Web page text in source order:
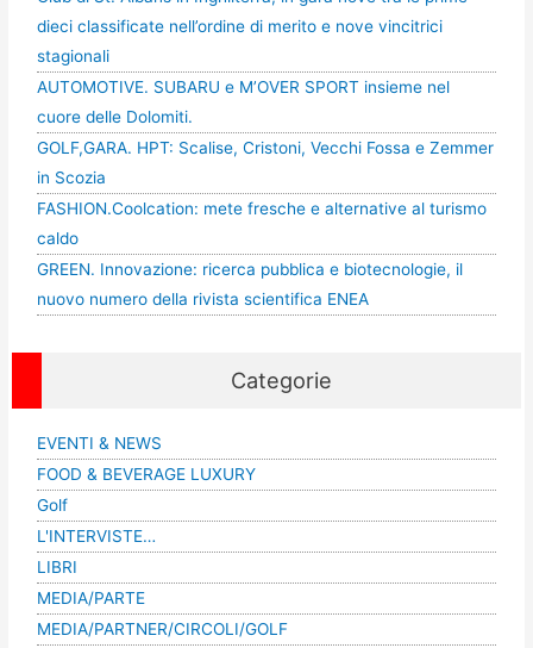
dieci classificate nell’ordine di merito e nove vincitrici
stagionali
AUTOMOTIVE. SUBARU e M’OVER SPORT insieme nel
cuore delle Dolomiti.
GOLF,GARA. HPT: Scalise, Cristoni, Vecchi Fossa e Zemmer
in Scozia
FASHION.Coolcation: mete fresche e alternative al turismo
caldo
GREEN. Innovazione: ricerca pubblica e biotecnologie, il
nuovo numero della rivista scientifica ENEA
Categorie
EVENTI & NEWS
FOOD & BEVERAGE LUXURY
Golf
L'INTERVISTE…
LIBRI
MEDIA/PARTE
MEDIA/PARTNER/CIRCOLI/GOLF